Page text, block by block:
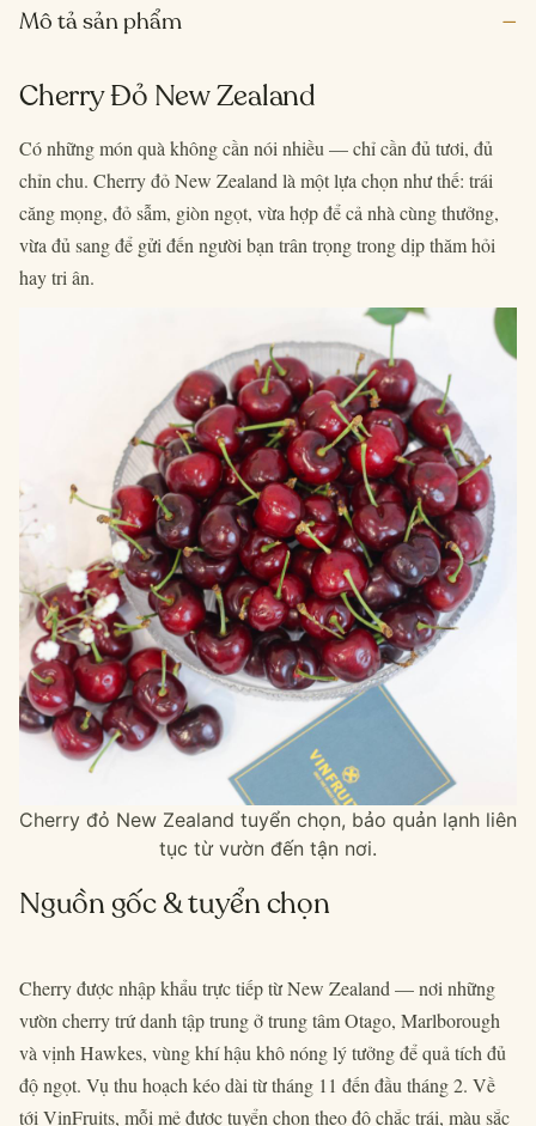
Mô tả sản phẩm
–
Cherry Đỏ New Zealand
Có những món quà không cần nói nhiều — chỉ cần đủ tươi, đủ
chỉn chu. Cherry đỏ New Zealand là một lựa chọn như thế: trái
căng mọng, đỏ sẫm, giòn ngọt, vừa hợp để cả nhà cùng thưởng,
vừa đủ sang để gửi đến người bạn trân trọng trong dịp thăm hỏi
hay tri ân.
Cherry đỏ New Zealand tuyển chọn, bảo quản lạnh liên
tục từ vườn đến tận nơi.
Nguồn gốc & tuyển chọn
Cherry được nhập khẩu trực tiếp từ New Zealand — nơi những
vườn cherry trứ danh tập trung ở trung tâm Otago, Marlborough
và vịnh Hawkes, vùng khí hậu khô nóng lý tưởng để quả tích đủ
độ ngọt. Vụ thu hoạch kéo dài từ tháng 11 đến đầu tháng 2. Về
tới VinFruits, mỗi mẻ được tuyển chọn theo độ chắc trái, màu sắc